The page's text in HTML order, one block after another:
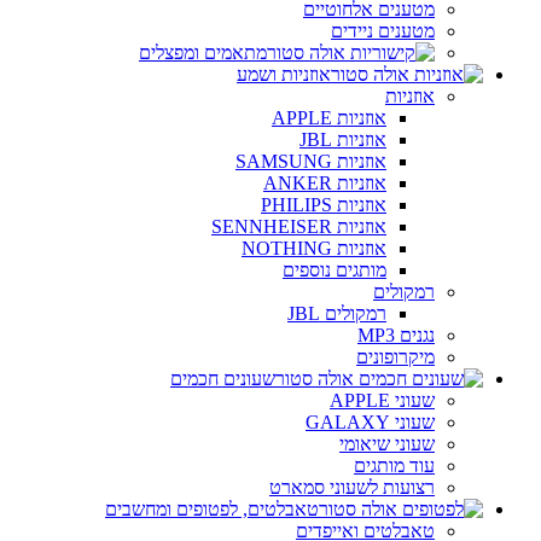
מטענים אלחוטיים
מטענים ניידים
מתאמים ומפצלים
אוזניות ושמע
אוזניות
אוזניות APPLE
אוזניות JBL
אוזניות SAMSUNG
אוזניות ANKER
אוזניות PHILIPS
אוזניות SENNHEISER
אוזניות NOTHING
מותגים נוספים
רמקולים
רמקולים JBL
נגנים MP3
מיקרופונים
שעונים חכמים
שעוני APPLE
שעוני GALAXY
שעוני שיאומי
עוד מותגים
רצועות לשעוני סמארט
טאבלטים, לפטופים ומחשבים
טאבלטים ואייפדים